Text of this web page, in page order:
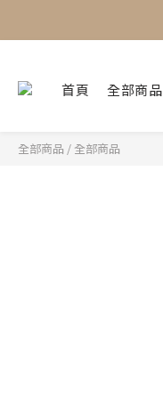
首頁 全部商品
全部商品 / 全部商品